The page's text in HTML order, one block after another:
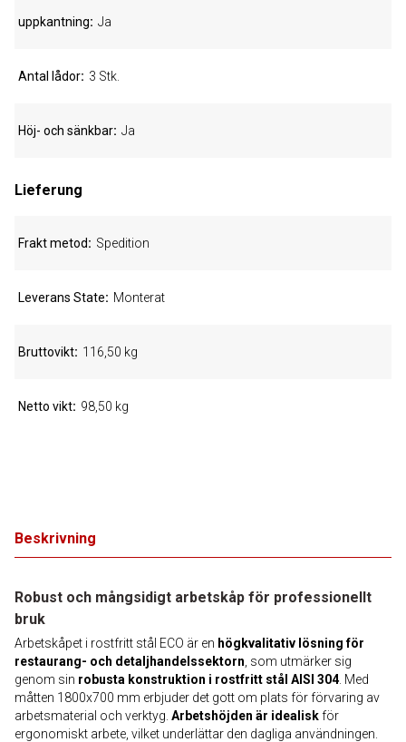
Beskrivning
Robust och mångsidigt arbetskåp för professionellt
bruk
Arbetskåpet i rostfritt stål ECO är en högkvalitativ lösning för
restaurang- och detaljhandelssektorn , som utmärker sig
genom sin robusta konstruktion i rostfritt stål AISI 304. Med
måtten 1800x700 mm erbjuder det gott om plats för förvaring av
arbetsmaterial och verktyg. Arbetshöjden är idealiskför
ergonomiskt arbete, vilket underlättar den dagliga användningen.
uppkantning Ja
Antal lådor 3 Stk.
Höj- och sänkbar Ja
Lieferung
Frakt metod Spedition
Leverans State Monterat
Bruttovikt 116,50 kg
Netto vikt 98,50 kg